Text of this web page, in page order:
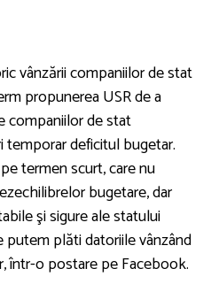
vânzării companiilor de stat
propunerea USR de a
companiilor de stat
deficitul bugetar.
termen scurt, care nu
bugetare, dar
şi sigure ale statului
putem plăti datoriile vânzând
într-o postare pe Facebook.